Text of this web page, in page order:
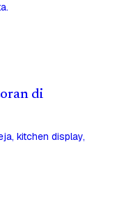
di
kitchen display,